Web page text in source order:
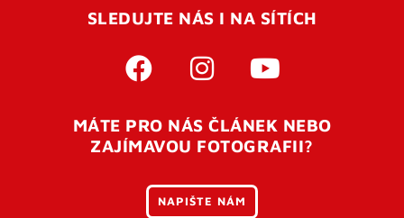
Pro úspěšné dokončení registrace je potřeba
vaší e-mailovouadresu. Po úspěšném odeslání
otevření tohoto odkazu se váš účet ověří a můžete se
přihlásit. Nezapomeňte zkontrolovat složku SPAM ve
SLEDUJTE NÁS I NA SÍTÍCH
MÁTE PRO NÁS ČLÁNEK NEBO
ZAJÍMAVOU FOTOGRAFII?
NAPIŠTE NÁM